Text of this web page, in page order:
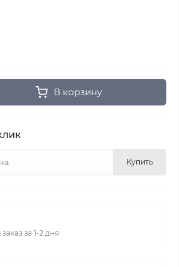
В корзину
Купить
за 1-2 дня